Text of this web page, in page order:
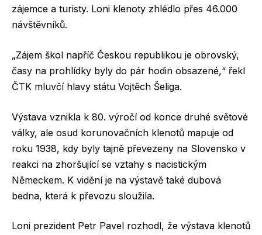
zájemce a turisty. Loni klenoty zhlédlo přes 46.000
návštěvníků.
„Zájem škol napříč Českou republikou je obrovský,
časy na prohlídky byly do pár hodin obsazené,“ řekl
ČTK mluvčí hlavy státu Vojtěch Šeliga.
Výstava vznikla k 80. výročí od konce druhé světové
války, ale osud korunovačních klenotů mapuje od
roku 1938, kdy byly tajně převezeny na Slovensko v
reakci na zhoršující se vztahy s nacistickým
Německem. K vidění je na výstavě také dubová
bedna, která k převozu sloužila.
Loni prezident Petr Pavel rozhodl, že výstava klenotů